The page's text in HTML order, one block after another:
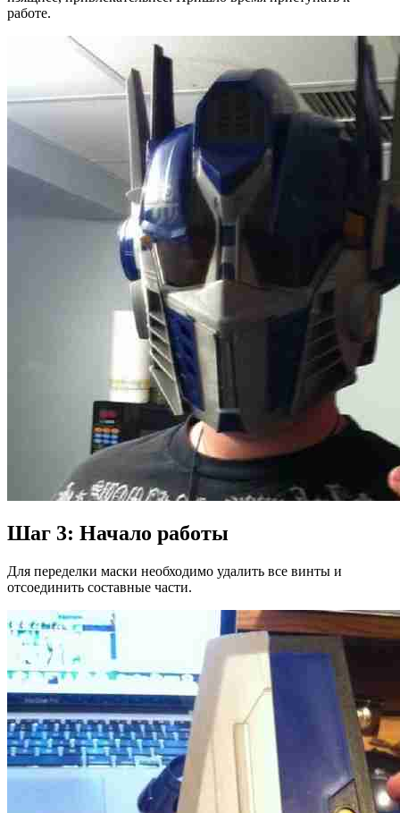
работе.
Шаг 3: Начало работы
Для переделки маски необходимо удалить все винты и
отсоединить составные части.